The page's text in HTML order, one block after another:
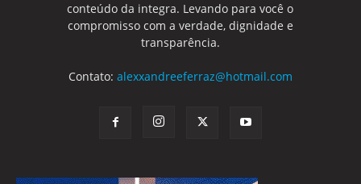
conteúdo da integra. Levando para você o
compromisso com a verdade, dignidade e
transparência.
Contato: alexxandreeferraz@hotmail.com